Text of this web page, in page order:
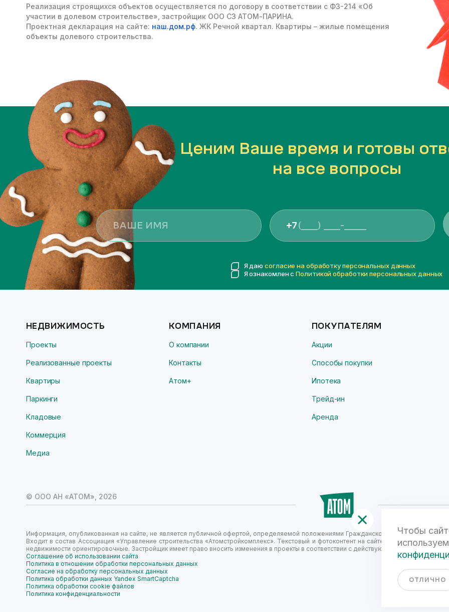
Реализация строящихся объектов осуществляется по договору в соответствии с ФЗ-214 «Об
участии в долевом строительстве», застройщик ООО СЗ АТОМ-ПАРИНА.
Проектная декларация на сайте: наш.дом.рф. ЖК Речной квартал. Квартиры – жилые помещения
объекты долевого строительства.
Ценим Ваше время и готовы
на все вопросы
+7
Я даю согласие на обработку персональных данных
Я ознакомлен с Политикой обработки персональных данных
НЕДВИЖИМОСТЬ
Проекты
Реализованные проекты
Квартиры
Паркинги
Кладовые
Коммерция
Медиа
КОМПАНИЯ
О компании
Контакты
Атом+
ПОКУПАТЕЛЯМ
Акции
Способы покупки
Ипотека
Трейд-ин
Аренда
© ООО АН «АТОМ», 2026
Информация, опубликованная на сайте, не является публичной офертой, определяемой положениями Гражданского кодекса
Входит в состав Ассоциация «Управление строительства «Атомстройкомплекс». Текстовый и фотоконтент на сайте не является
недвижимости ориентировочные. Застройщик имеет право вносить изменения в проекты в соответствии с действующим
Соглашение об использовании сайта
Политика в отношении обработки персональных данных
Согласие на обработку персональных данных
Политика обработки данных Yandex SmartCaptcha
Политика обработки cookie файлов
Политика конфиденциальности
Чтобы
используем
ОТЛИЧНО